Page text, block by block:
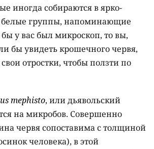
иногда собираются в ярко-
группы, напоминающие
у вас был микроскоп, то вы,
бы увидеть крошечного червя,
отростки, чтобы ползти по
mephisto, или дьявольский
на микробов. Совершенно
червя сопоставима с толщиной
человека), в этой